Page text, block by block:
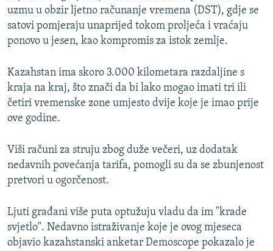
uzmu u obzir ljetno računanje vremena (DST), gdje se
satovi pomjeraju unaprijed tokom proljeća i vraćaju
ponovo u jesen, kao kompromis za istok zemlje.
Kazahstan ima skoro 3.000 kilometara razdaljine s
kraja na kraj, što znači da bi lako mogao imati tri ili
četiri vremenske zone umjesto dvije koje je imao prije
ove godine.
Viši računi za struju zbog duže večeri, uz dodatak
nedavnih povećanja tarifa, pomogli su da se zbunjenost
pretvori u ogorčenost.
Ljuti građani više puta optužuju vladu da im "krade
svjetlo". Nedavno istraživanje koje je ovog mjeseca
objavio kazahstanski anketar Demoscope pokazalo je